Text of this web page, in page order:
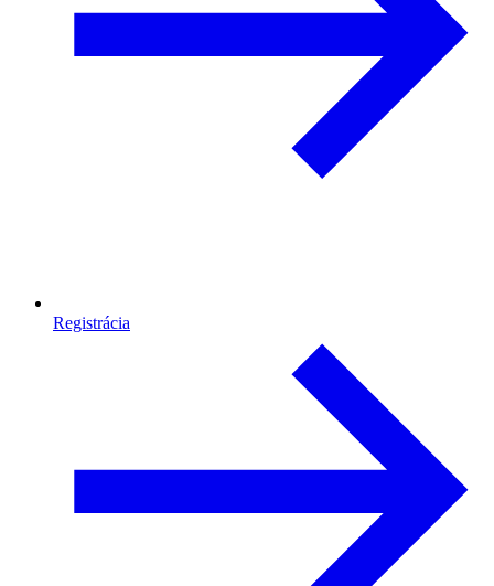
Registrácia